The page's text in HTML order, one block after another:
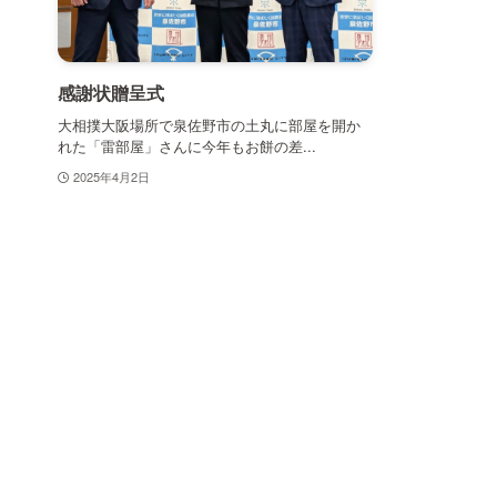
感謝状贈呈式
大相撲大阪場所で泉佐野市の土丸に部屋を開か
れた「雷部屋」さんに今年もお餅の差...
2025年4月2日